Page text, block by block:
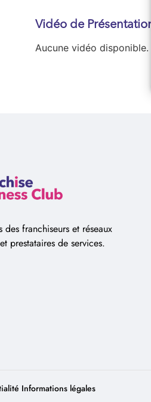
Vidéo de Présentation
Aucune vidéo disponible.
franchiseurs et réseaux
prestataires de services.
Informations légales